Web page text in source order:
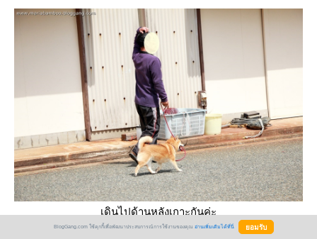
เดินไปด้านหลังเกาะกันค่ะ
ที่ข้างหลังจะมีโรงเรียนขนาดเล็กอยู่ เราไม่ได้แวะเข้าไปเพราะ
BlogGang.com ใช้คุกกี้เพื่อพัฒนาประสบการณ์การใช้งานของคุณ อ่านเพิ่มเติมได้ที่นี่